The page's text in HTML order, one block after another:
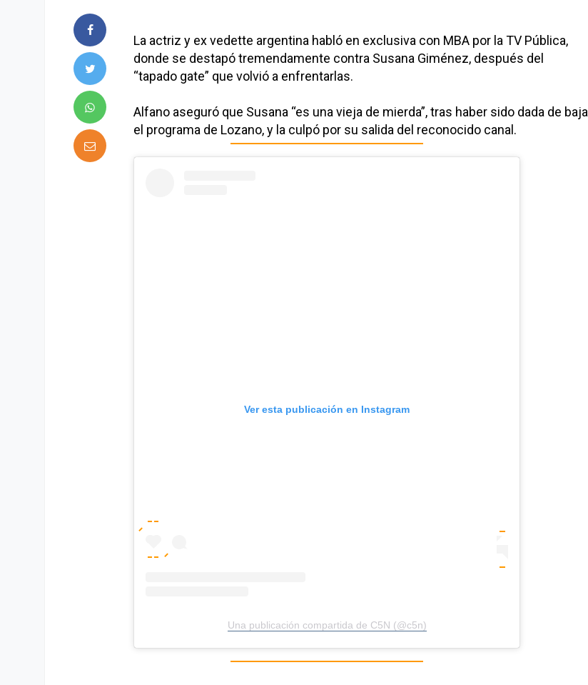
La actriz y ex vedette argentina habló en exclusiva con MBA por la TV Pública,
donde se destapó tremendamente contra Susana Giménez, después del
“tapado gate” que volvió a enfrentarlas.
Alfano aseguró que Susana “es una vieja de mierda”, tras haber sido dada de baja
el programa de Lozano, y la culpó por su salida del reconocido canal.
Ver esta publicación en Instagram
Una publicación compartida de C5N (@c5n)